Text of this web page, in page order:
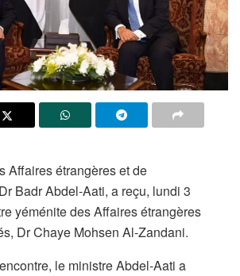
Affaires étrangères et de
Badr Abdel-Aati, a reçu, lundi 3
yéménite des Affaires étrangères
Dr Chaye Mohsen Al-Zandani.
le ministre Abdel-Aati a